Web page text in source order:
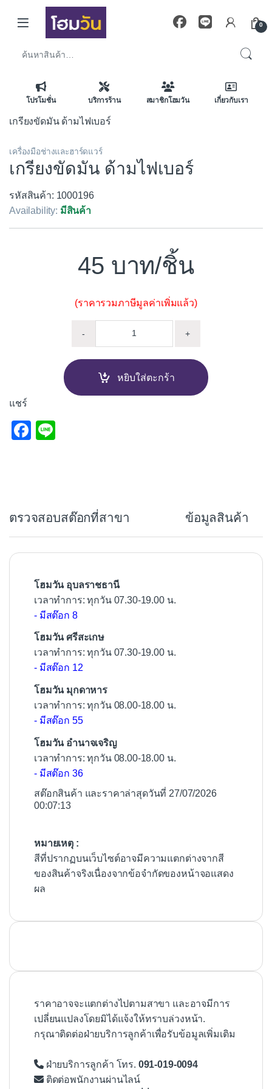
Skip to navigation
Skip to content
0
โปรโมชั่น บริการร้าน สมาชิกโฮมวัน เกี่ยวกับเรา
เกรียงขัดมัน ด้ามไฟเบอร์
เครื่องมือช่างและฮาร์ดแวร์
เกรียงขัดมัน ด้ามไฟเบอร์
รหัสสินค้า: 1000196
Availability: มีสินค้า
45 /ชิ้น
(ราคารวมภาษีมูลค่าเพิ่มแล้ว)
- +
หยิบใส่ตะกร้า
แชร์
F
o
o
ตรวจสอบสต๊อกที่สาขา ข้อมูลสินค้า
โฮมวัน อุบลราชธานี
เวลาทำการ: ทุกวัน 07.30-19.00 น.
- มีสต๊อก 8
โฮมวัน ศรีสะเกษ
เวลาทำการ: ทุกวัน 07.30-19.00 น.
- มีสต๊อก 12
โฮมวัน มุกดาหาร
เวลาทำการ: ทุกวัน 08.00-18.00 น.
- มีสต๊อก 55
โฮมวัน อำนาจเจริญ
เวลาทำการ: ทุกวัน 08.00-18.00 น.
- มีสต๊อก 36
สต๊อกสินค้า และราคาล่าสุดวันที่ 27/07/2026
00:07:13
หมายเหตุ :
สีที่ปรากฏบนเว็บไซต์อาจมีความแตกต่างจากสี
ของสินค้าจริงเนื่องจากข้อจำกัดของหน้าจอแสดง
ผล
ราคาอาจจะแตกต่างไปตามสาขา และอาจมีการ
เปลี่ยนแปลงโดยมิได้แจ้งให้ทราบล่วงหน้า.
กรุณาติดต่อฝ่ายบริการลูกค้าเพื่อรับข้อมูลเพิ่มเติม
ฝ่ายบริการลูกค้า โทร. 091-019-0094
ติดต่อพนักงานผ่านไลน์